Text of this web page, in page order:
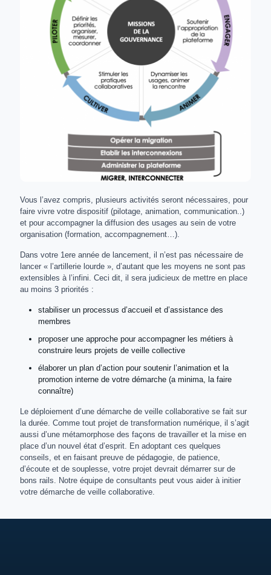
Vous l’avez compris, plusieurs activités seront nécessaires, pour
faire vivre votre dispositif (pilotage, animation, communication..)
et pour accompagner la diffusion des usages au sein de votre
organisation (formation, accompagnement…).
Dans votre 1ere année de lancement, il n’est pas nécessaire de
lancer « l’artillerie lourde », d’autant que les moyens ne sont pas
extensibles à l’infini. Ceci dit, il sera judicieux de mettre en place
au moins 3 priorités :
stabiliser un processus d’accueil et d’assistance des
membres
proposer une approche pour accompagner les métiers à
construire leurs projets de veille collective
élaborer un plan d’action pour soutenir l’animation et la
promotion interne de votre démarche (a minima, la faire
connaître)
Le déploiement d’une démarche de veille collaborative se fait sur
la durée. Comme tout projet de transformation numérique, il s’agit
aussi d’une métamorphose des façons de travailler et la mise en
place d’un nouvel état d’esprit. En adoptant ces quelques
conseils, et en faisant preuve de pédagogie, de patience,
d’écoute et de souplesse, votre projet devrait démarrer sur de
bons rails. Notre équipe de consultants peut vous aider à initier
votre démarche de veille collaborative.